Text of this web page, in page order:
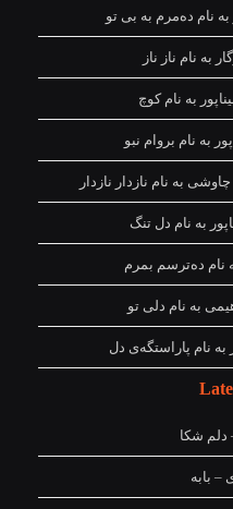
نام دەمرم بە بی تو
به نام ناز ناز
به نام کوچ
به نام بروام نبو
به نام نازدار نازدار
به نام دل تنگ
دەترسم بمرم
به نام دلی تو
به نام پاراستگەی دل
دلم شکا
– بابه